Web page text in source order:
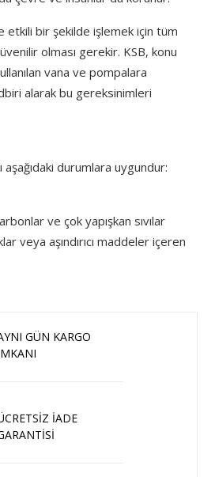
etkili bir şekilde işlemek için tüm
olması gerekir. KSB, konu
vana ve pompalara
alarak bu gereksinimleri
aşağıdaki durumlara uygundur:
ve çok yapışkan sıvılar
veya aşındırıcı maddeler içeren
GÜN KARGO
İADE